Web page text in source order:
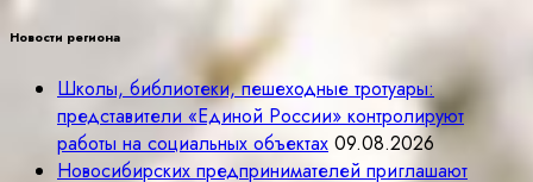
Новости региона
Школы, библиотеки, пешеходные тротуары:
представители «Единой России» контролируют
работы на социальных объектах 09.08.2026
Новосибирских предпринимателей приглашают